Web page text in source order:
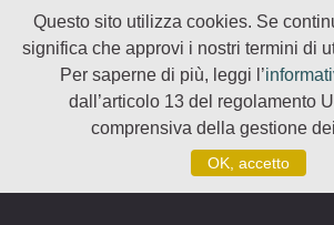
Questo sito utilizza cookies. Se
significa che approvi i nostri termini di
Per saperne di più, leggi l’
dall’articolo 13 del regolamento
comprensiva della gestione
OK, accetto